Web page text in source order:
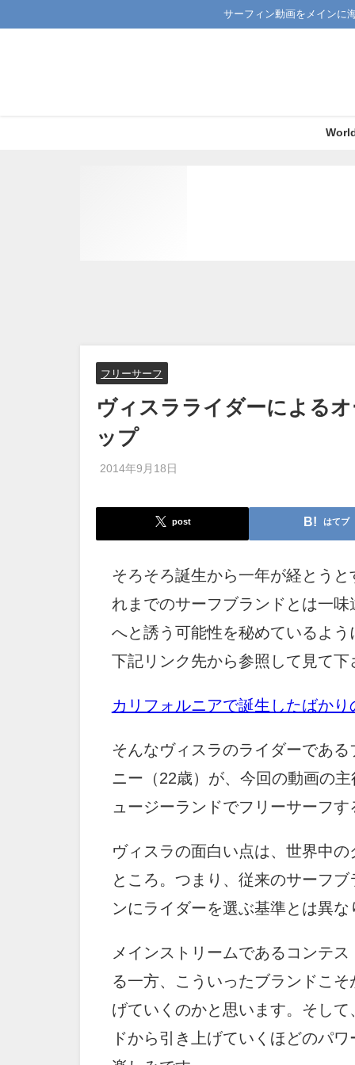
サーフィン動画をメインに
フリーサーフ
ヴィスラライダーによる
ップ
2014年9月18日
post はてブ
そろそろ誕生から一年が経とう
れまでのサーフブランドとは一
へと誘う可能性を秘めているよう
下記リンク先から参照して見て下
カリフォルニアで誕生したばかり
そんなヴィスラのライダーであ
ニー（22歳）が、今回の動画の
ュージーランドでフリーサーフす
ヴィスラの面白い点は、世界中
ところ。つまり、従来のサーフ
ンにライダーを選ぶ基準とは異な
メインストリームであるコンテ
る一方、こういったブランドこ
げていくのかと思います。そし
ドから引き上げていくほどのパ